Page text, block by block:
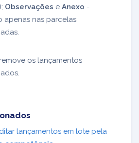
); Observações e Anexo -
apenas nas parcelas
os lançamentos
lançamentos em lote pela